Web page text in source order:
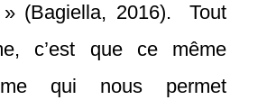
» (Bagiella, 2016). Tout
c’est que ce même
qui nous permet